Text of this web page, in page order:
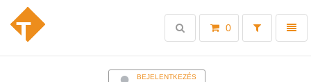
Toggle
0
Toggle
search
BEJELENTKEZÉS